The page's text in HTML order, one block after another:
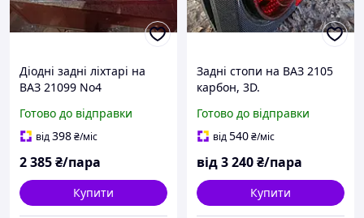
Діодні задні ліхтарі на
ВАЗ 21099 No4
Готово до відправки
від398₴/міс
2 385₴/пара
Купити
Задні стопи на ВАЗ 2105
карбон, 3D.
Готово до відправки
від540₴/міс
від3 240₴/пара
Купити